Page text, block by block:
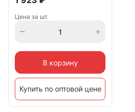
Цена за шт.
В корзину
Купить по оптовой цене